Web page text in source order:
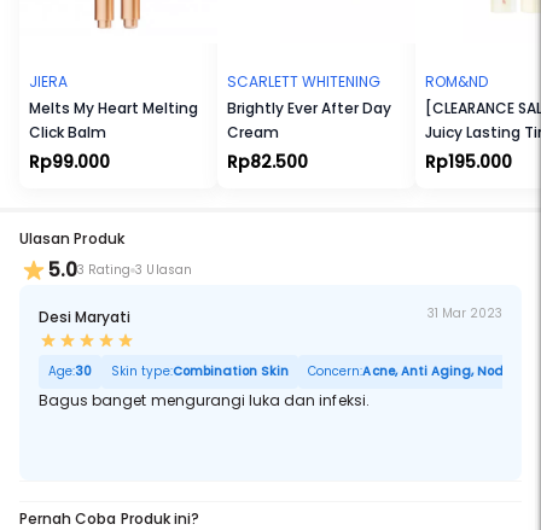
Vegan.Tidak Melalui Uji Coba terhadap Hewan. Tanpa Bahan yang
Membahayakan Eksistensi Terumbu Karang. Tersertifikasi Halal.
JIERA
Melts My Heart Melting
Click Balm
Rp99.000
SCARLETT WHITENING
Brightly Ever After Day
Cream
Rp82.500
ROM&ND
[CLEARANCE
Juicy Lasting
Rp195.000
Ulasan Produk
5.03 Rating 3 Ulasan
Desi Maryati 31 Mar 2023
Age:30 Skin type:Combination Skin Concern:Acne, Anti Aging, Noda
Bagus banget mengurangi luka dan infeksi.
Pernah Coba Produk ini?